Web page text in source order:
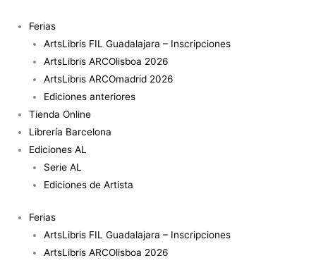
contenido
Ferias
ArtsLibris FIL Guadalajara – Inscripciones
ArtsLibris ARCOlisboa 2026
ArtsLibris ARCOmadrid 2026
Ediciones anteriores
Tienda Online
Librería Barcelona
Ediciones AL
Serie AL
Ediciones de Artista
Ferias
ArtsLibris FIL Guadalajara – Inscripciones
ArtsLibris ARCOlisboa 2026